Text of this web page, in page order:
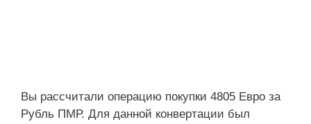
Вы рассчитали операцию покупки 4805 Евро за
Рубль ПМР. Для данной конвертации был